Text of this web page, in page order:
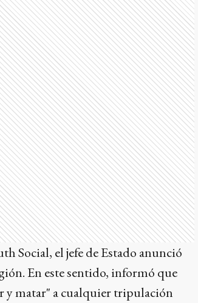
Social, el jefe de Estado anunció
En este sentido, informó que
y matar" a cualquier tripulación